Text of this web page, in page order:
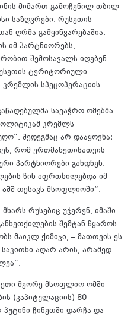
მიმართ გამოჩენილ თბილ
საზღვრები. რუსეთის
ღრმა გამყინვარებაშია.
იმ პარტნიორებს,
შემოსავალს იღებენ.
ტერიტორიული
კრემლის სპეცოპერაციის
სავაჭრო ომებმა
კრემლს
შედეგმაც არ დააყოვნა:
რომ ერთმანეთისათვის
პარტნიორები გახდნენ.
წინ აფრთხილებდა იმ
თესავს მსოფლიოში“.
რუსებიც უჭერენ, იმაში
შემტან წყაროს
მაიკლ ქიმიჯი, – მათთვის ეს
აღარ არის, არამედ
მეორე მსოფლიო ომში
(კაპიტულაციის) 80
ჩინეთში დარჩა და